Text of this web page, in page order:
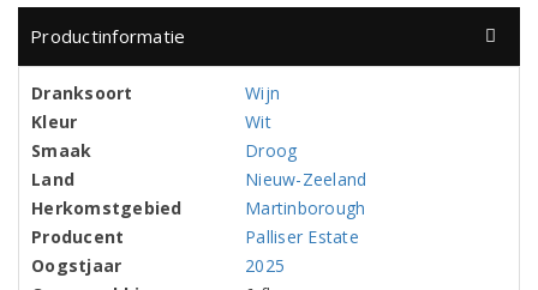
Productinformatie
Dranksoort
Wijn
Kleur
Wit
Smaak
Droog
Land
Nieuw-Zeeland
Herkomstgebied
Martinborough
Producent
Palliser Estate
Oogstjaar
2025